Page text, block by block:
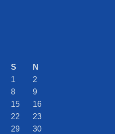
S
N
1
2
8
9
15
16
22
23
29 30